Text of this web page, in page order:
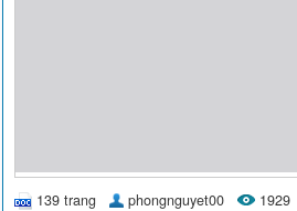
139 trang phongnguyet00 1929